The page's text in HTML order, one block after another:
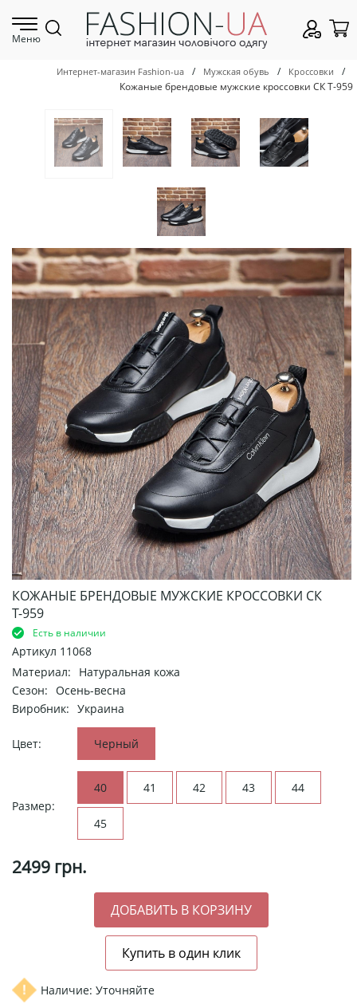
Меню
Интернет-магазин Fashion-ua / Мужская обувь / Кроссовки
/
Кожаные брендовые мужские кроссовки СК Т-959
КОЖАНЫЕ БРЕНДОВЫЕ МУЖСКИЕ КРОССОВКИ СК
Т-959
Есть в наличии
Артикул 11068
Материал:
Натуральная кожа
Сезон: Осень-весна
Виробник: Украина
Цвет: Черный
Размер:
40 41 42 43 44
45
2499 грн.
Наличие: Уточняйте